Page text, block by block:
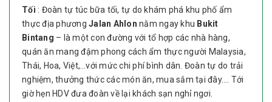
Tối : Đoàn tự túc bữa tối, tự do khám phá khu phố ẩm
thực địa phương Jalan Ahlon nằm ngay khu Bukit
Bintang – là một con đường với tổ hợp các nhà hàng,
quán ăn mang đậm phong cách ẩm thực người Malaysia,
Thái, Hoa, Việt,…với mức chi phí bình dân. Đoàn tự do trải
nghiệm, thưởng thức các món ăn, mua sắm tại đây…. Tới
giờ hẹn HDV đưa đoàn về lại khách sạn nghỉ ngơi.